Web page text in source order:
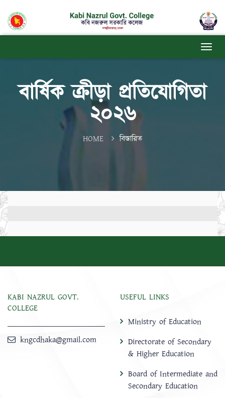
বার্ষিক ক্রীড়া প্রতিযোগিতা
২০২৬
HOME বিস্তারিত
KABI NAZRUL GOVT.
COLLEGE
kngcdhaka@gmail.com
USEFUL LINKS
Ministry of Education
Directorate of Secondary
& Higher Education
Board of Intermediate and
Secondary Education